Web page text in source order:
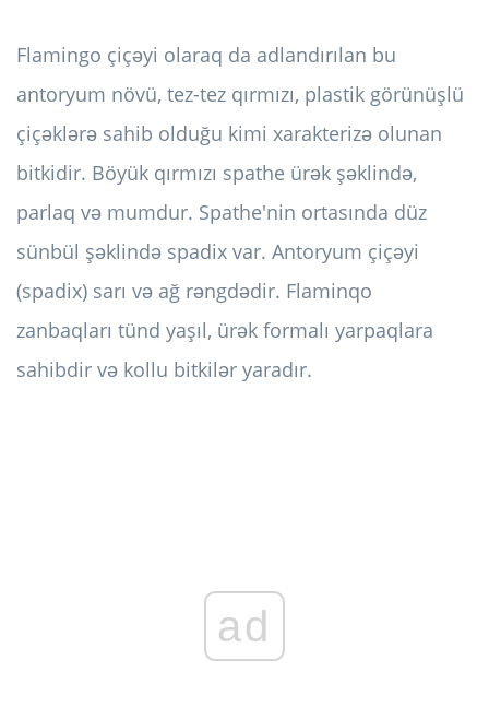
Flamingo çiçəyi olaraq da adlandırılan bu
antoryum növü, tez-tez qırmızı, plastik görünüşlü
çiçəklərə sahib olduğu kimi xarakterizə olunan
bitkidir. Böyük qırmızı spathe ürək şəklində,
parlaq və mumdur. Spathe'nin ortasında düz
sünbül şəklində spadix var. Antoryum çiçəyi
(spadix) sarı və ağ rəngdədir. Flaminqo
zanbaqları tünd yaşıl, ürək formalı yarpaqlara
sahibdir və kollu bitkilər yaradır.
ad